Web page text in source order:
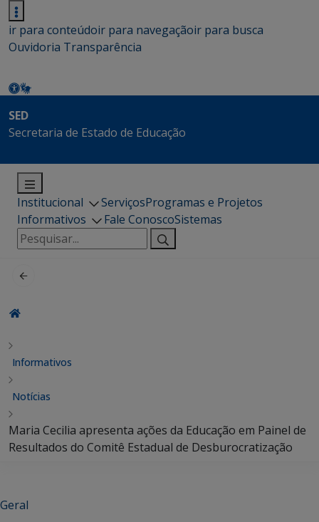
ir para conteúdoir para navegaçãoir para busca
Ouvidoria Transparência
SED
Secretaria de Estado de Educação
Institucional ServiçosProgramas e Projetos
Informativos
Fale ConoscoSistemas
Pesquisar
por:
Informativos
Notícias
Maria Cecilia apresenta ações da Educação em Painel de
Resultados do Comitê Estadual de Desburocratização
Geral